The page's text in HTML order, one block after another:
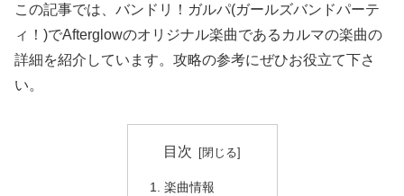
この記事では、バンドリ！ガルパ(ガールズバンドパーテ
ィ！)でAfterglowのオリジナル楽曲であるカルマの楽曲の
詳細を紹介しています。攻略の参考にぜひお役立て下さ
い。
目次
楽曲情報